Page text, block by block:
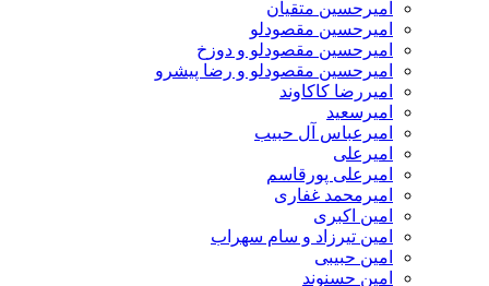
امیرحسین متقیان
امیرحسین مقصودلو
امیرحسین مقصودلو و دوزخ
امیرحسین مقصودلو و رضا پیشرو
امیررضا کاکاوند
امیرسعید
امیرعباس آل حبیب
امیرعلی
امیرعلی پورقاسم
امیرمحمد غفاری
امین اکبری
امین تیرزاد و سام سهراب
امین حبیبی
امین حسنوند